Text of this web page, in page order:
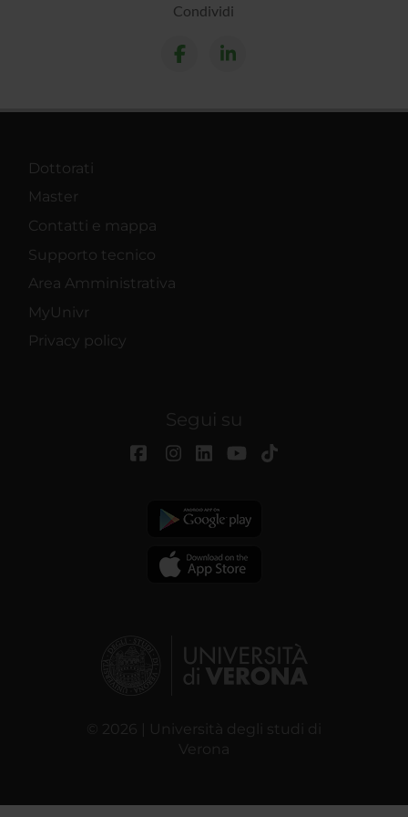
Condividi
Dottorati
Master
Contatti e mappa
Supporto tecnico
Area Amministrativa
MyUnivr
Privacy policy
Segui su
© 2026 | Università degli studi di
Verona